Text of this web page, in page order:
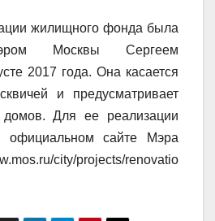
жилищного фонда была
Москвы Сергеем
2017 года. Она касается
и предусматривает
домов. Для ее реализации
официальном сайте Мэра
city/projects/renovatio